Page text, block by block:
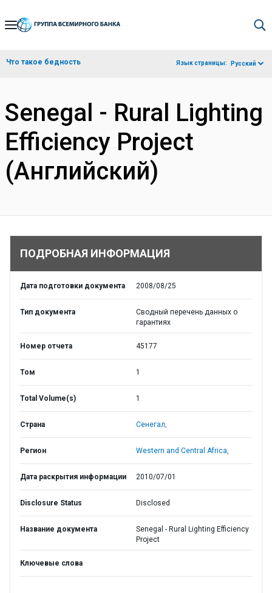
Skip
Navigation
Что такое бедность Язык страницы: Русский
Senegal - Rural Lighting
Efficiency Project
(Английский)
ПОДРОБНАЯ ИНФОРМАЦИЯ
Дата подготовки документа 2008/08/25
Тип документа
Сводный перечень данных о
гарантиях
Номер отчета 45177
Том 1
Total Volume(s) 1
Страна Сенегал,
Регион Western and Central Africa,
Дата раскрытия информации 2010/07/01
Disclosure Status Disclosed
Название документа
Senegal - Rural Lighting Efficiency
Project
Ключевые слова